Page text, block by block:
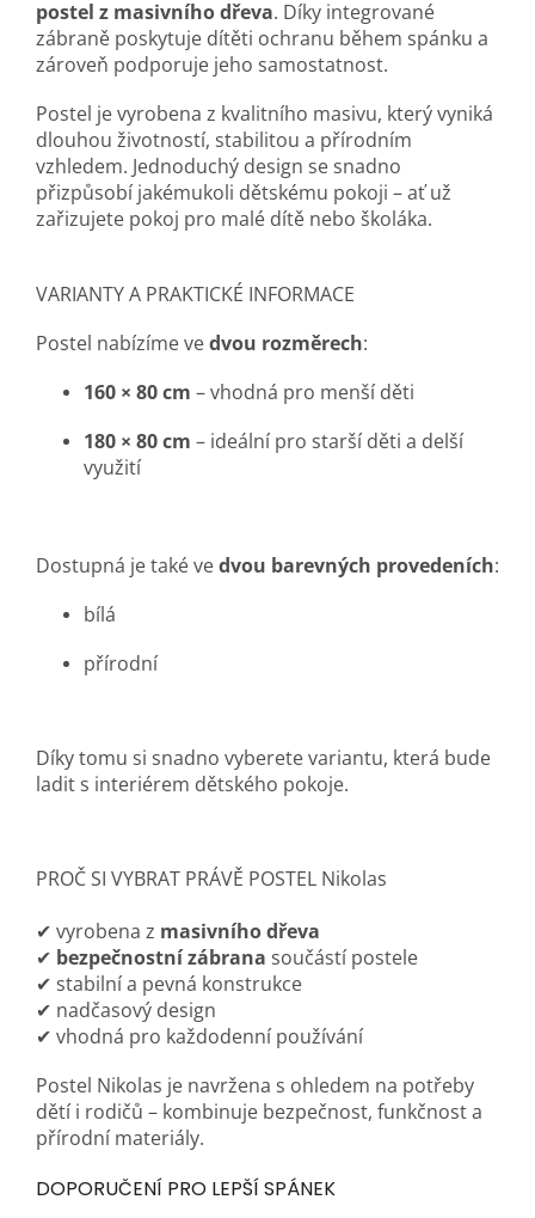
postel z masivního dřeva. Díky integrované
zábraně poskytuje dítěti ochranu během spánku a
zároveň podporuje jeho samostatnost.
Postel je vyrobena z kvalitního masivu, který vyniká
dlouhou životností, stabilitou a přírodním
vzhledem. Jednoduchý design se snadno
přizpůsobí jakémukoli dětskému pokoji – ať už
zařizujete pokoj pro malé dítě nebo školáka.
VARIANTY A PRAKTICKÉ INFORMACE
Postel nabízíme vedvou rozměrech:
160 × 80 cm – vhodná pro menší děti
180 × 80 cm – ideální pro starší děti a delší
využití
Dostupná je také vedvou barevných provedeních:
bílá
přírodní
Díky tomu si snadno vyberete variantu, která bude
ladit s interiérem dětského pokoje.
PROČ SI VYBRAT PRÁVĚ POSTEL Nikolas
✔ vyrobena z masivního dřeva
✔ bezpečnostní zábrana součástí postele
✔ stabilní a pevná konstrukce
✔ nadčasový design
✔ vhodná pro každodenní používání
Postel Nikolas je navržena s ohledem na potřeby
dětí i rodičů – kombinuje bezpečnost, funkčnost a
přírodní materiály.
DOPORUČENÍ PRO LEPŠÍ SPÁNEK